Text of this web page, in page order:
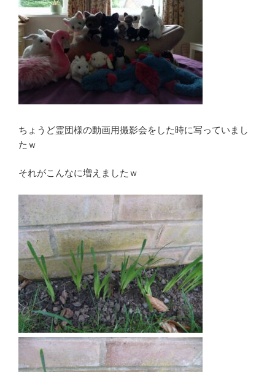
ちょうど霊団様の動画用撮影会をした時に写っていまし
たｗ
それがこんなに増えましたｗ